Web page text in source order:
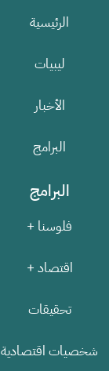
الرئيسية
ليبيات
الأخبار
البرامج
البرامج
فلوسنا +
اقتصاد +
تحقيقات
شخصيات اقتصادية